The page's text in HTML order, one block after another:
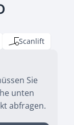
Scanlift
Sie
unten
abfragen.